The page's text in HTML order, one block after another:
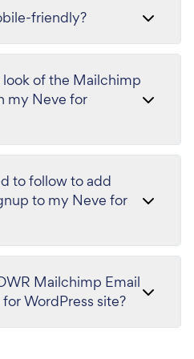
friendly?
of the Mailchimp
my Neve for
to follow to add
to my Neve for
Mailchimp Email
WordPress site?